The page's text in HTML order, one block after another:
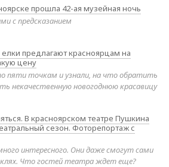
прошла 42-ая музейная ночь
с предсказанием
предлагают красноярцам на
цену
пяти точкам и узнали, на что обратить
некачественную новогоднюю красавицу
В красноярском театре Пушкина
сезон. Фоторепортаж с
интересного. Они даже смогут сами
Что гостей театра ждет еще?